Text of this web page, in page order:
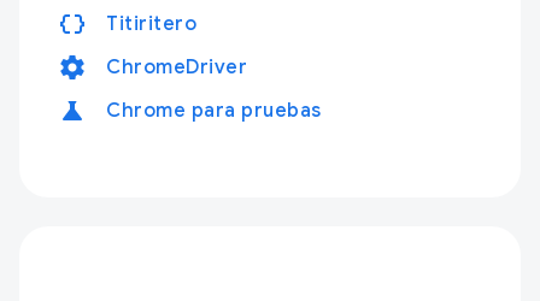
data_object Titiritero
settings ChromeDriver
science Chrome para pruebas